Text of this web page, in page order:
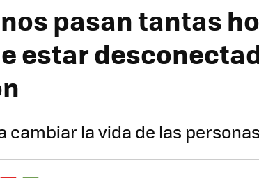
pasan tantas
estar
cambiar la vida de las